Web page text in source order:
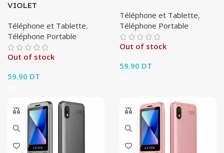
VIOLET
Téléphone et Tablette,
Téléphone Portable
Out of stock
59.90 DT
Téléphone et Tablette,
Téléphone Portable
Out of stock
59.90 DT